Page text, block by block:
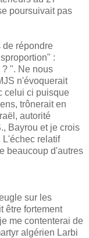
poursuivait pas
de répondre
:
". Ne nous
n'évoquerait
celui ci puisque
trônerait en
autorité
Bayrou et je crois
L'échec relatif
beaucoup d'autres
sur les
être fortement
me contenterai de
algérien Larbi